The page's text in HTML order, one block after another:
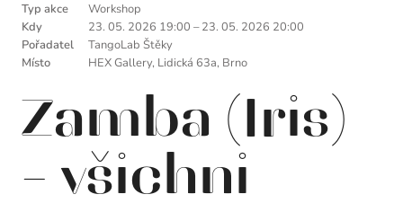
Typ akce
Workshop
Kdy
23. 05. 2026 19:00 –23. 05. 2026 20:00
Pořadatel
TangoLab Štěky
Místo
HEX Gallery, Lidická 63a, Brno
Zamba (Iris)
– všichni